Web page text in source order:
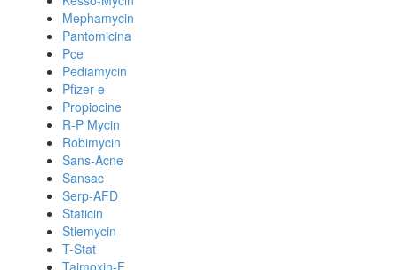
Mephamycin
Pantomicina
Pce
Pediamycin
Pfizer-e
Propiocine
R-P Mycin
Robimycin
Sans-Acne
Sansac
Serp-AFD
Staticin
Stiemycin
T-Stat
Taimoxin-F